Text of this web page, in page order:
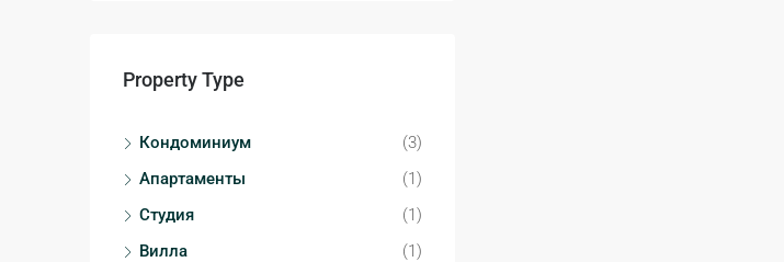
Property Type
Кондоминиум
(3)
Апартаменты
(1)
Студия
(1)
Вилла
(1)